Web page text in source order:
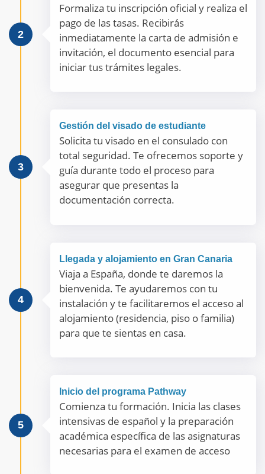
Formaliza tu inscripción oficial y realiza el
pago de las tasas. Recibirás
inmediatamente la carta de admisión e
invitación, el documento esencial para
iniciar tus trámites legales.
2
Gestión del visado de estudiante
Solicita tu visado en el consulado con
total seguridad. Te ofrecemos soporte y
guía durante todo el proceso para
asegurar que presentas la
documentación correcta.
3
Llegada y alojamiento en Gran Canaria
Viaja a España, donde te daremos la
bienvenida. Te ayudaremos con tu
instalación y te facilitaremos el acceso al
alojamiento (residencia, piso o familia)
para que te sientas en casa.
4
Inicio del programa Pathway
Comienza tu formación. Inicia las clases
intensivas de español y la preparación
académica específica de las asignaturas
necesarias para el examen de acceso
5